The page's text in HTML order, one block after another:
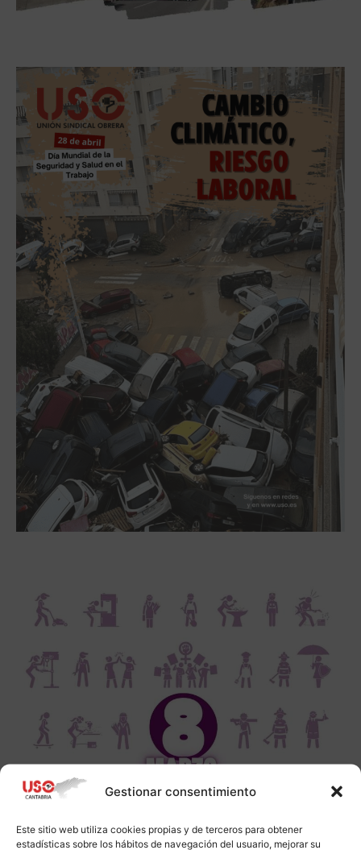
Gestionar consentimiento
Este sitio web utiliza cookies propias y de terceros para obtener
estadísticas sobre los hábitos de navegación del usuario, mejorar su